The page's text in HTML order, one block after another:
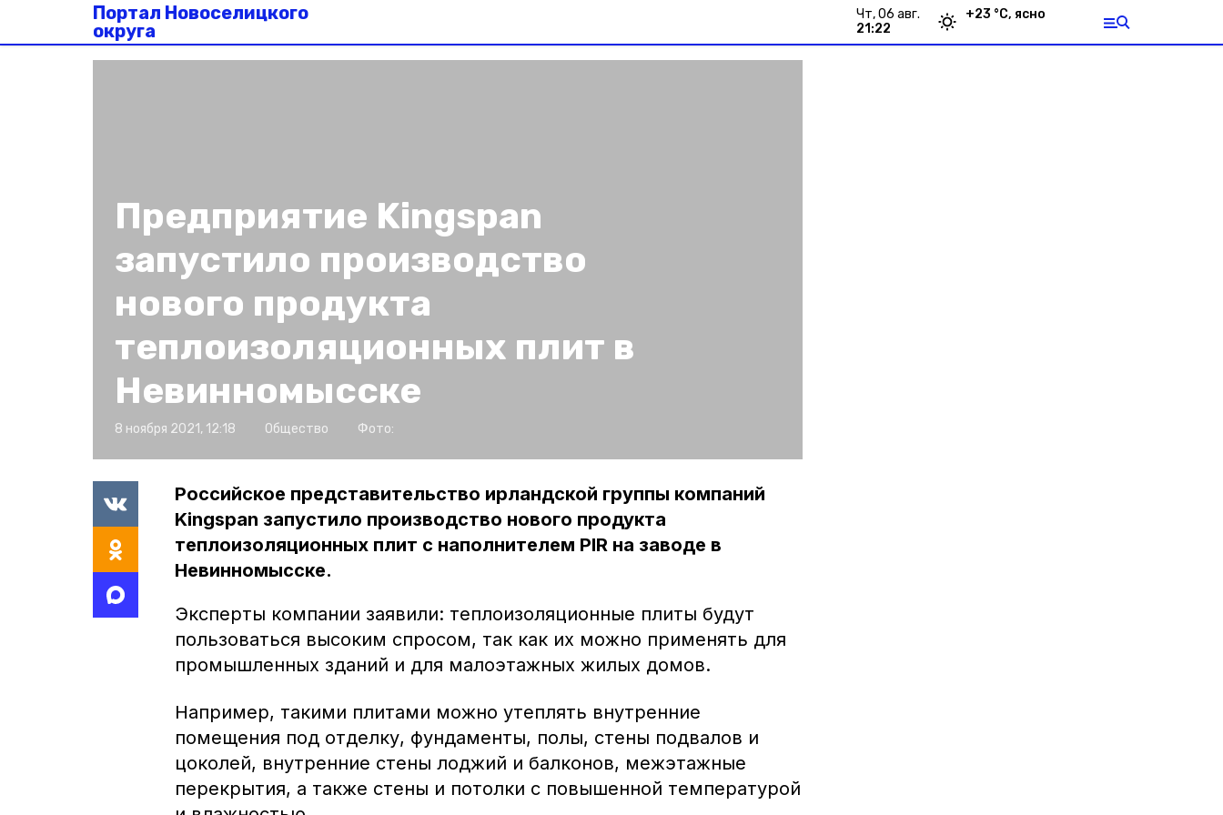
Портал Новоселицкого
округа
чт, 06 авг.
21:22
+23 °С, ясно
Предприятие Kingspan
запустило производство
нового продукта
теплоизоляционных плит в
Невинномысске
8 ноября 2021, 12:18 Общество Фото:
Российское представительство ирландской группы компаний
Kingspan запустило производство нового продукта
теплоизоляционных плит с наполнителем PIR на заводе в
Невинномысске.
Эксперты компании заявили: теплоизоляционные плиты будут
пользоваться высоким спросом, так как их можно применять для
промышленных зданий и для малоэтажных жилых домов.
Например, такими плитами можно утеплять внутренние
помещения под отделку, фундаменты, полы, стены подвалов и
цоколей, внутренние стены лоджий и балконов, межэтажные
перекрытия, а также стены и потолки с повышенной температурой